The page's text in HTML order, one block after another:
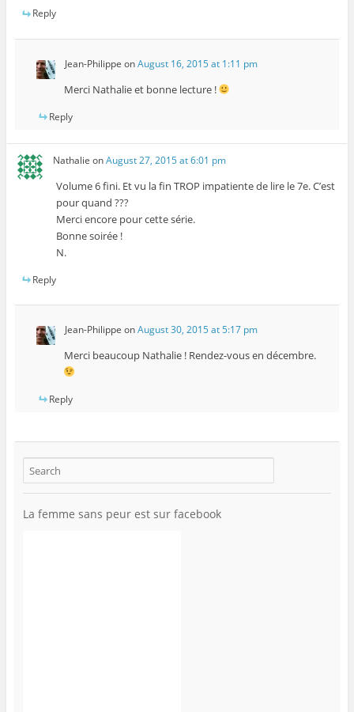
Reply
Jean-Philippe onAugust 16, 2015 at 1:11 pm
Merci Nathalie et bonne lecture !
Reply
Nathalie onAugust 27, 2015 at 6:01 pm
Volume 6 fini. Et vu la fin TROP impatiente de lire le 7e. C’est
pour quand ???
Merci encore pour cette série.
Bonne soirée !
N.
Reply
Jean-Philippe onAugust 30, 2015 at 5:17 pm
Merci beaucoup Nathalie ! Rendez-vous en décembre.
Reply
La femme sans peur est sur facebook